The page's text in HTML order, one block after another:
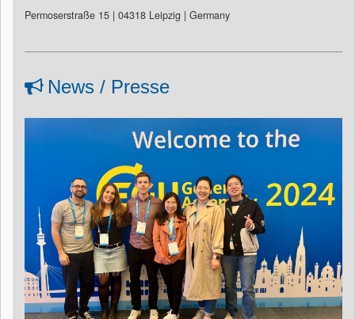
Permoserstraße 15 | 04318 Leipzig | Germany
News / Presse